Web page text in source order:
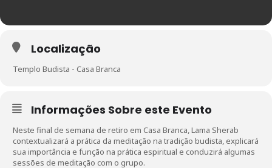
Localização
Templo Budista - Casa Branca
Informações Sobre este Evento
Neste final de semana de retiro em Casa Branca, Lama Sherab
contextualizará a prática da meditação na tradição budista, explicará
sua importância e função na prática espiritual e conduzirá algumas
sessões de meditação com o grupo.